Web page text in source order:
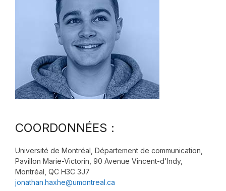
COORDONNÉES :
Université de Montréal, Département de communication,
Pavillon Marie-Victorin, 90 Avenue Vincent-d'Indy,
Montréal, QC H3C 3J7
jonathan.haxhe@umontreal.ca